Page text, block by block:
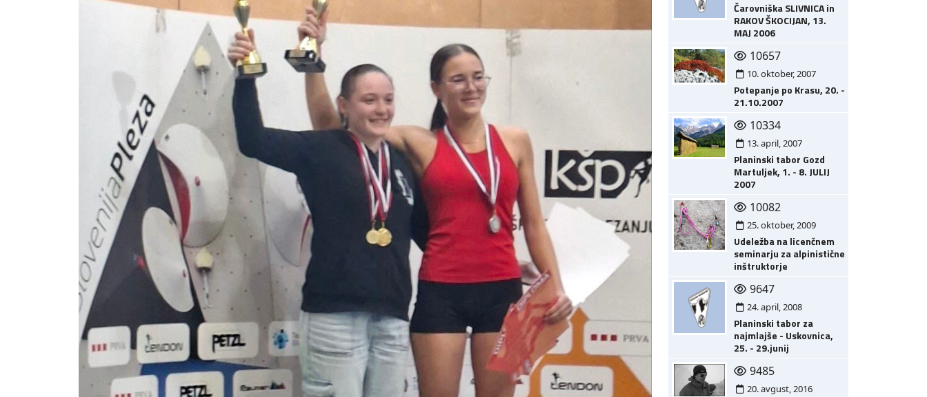
Čarovniška SLIVNICA in
RAKOV ŠKOCIJAN, 13.
MAJ 2006
10657
10. oktober, 2007
Potepanje po Krasu, 20. -
21.10.2007
10334
13. april, 2007
Planinski tabor Gozd
Martuljek, 1. - 8. JULIJ
2007
10082
25. oktober, 2009
Udeležba na licenčnem
seminarju za alpinistične
inštruktorje
9647
24. april, 2008
Planinski tabor za
najmlajše - Uskovnica,
25. - 29.junij
9485
20. avgust, 2016